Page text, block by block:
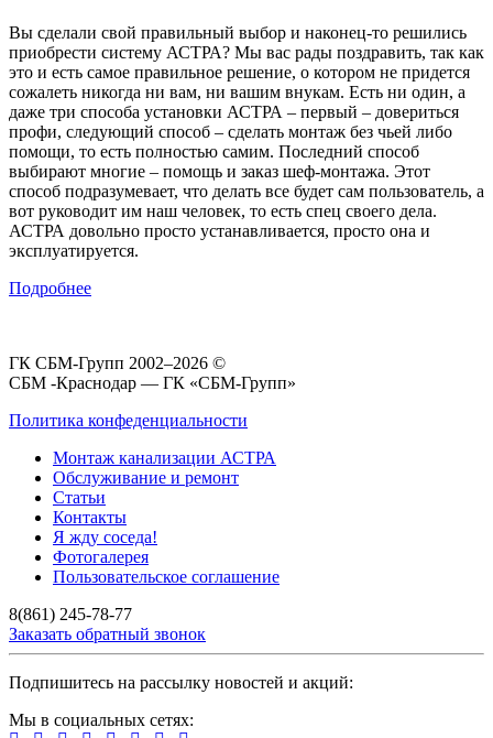
Вы сделали свой правильный выбор и наконец-то решились
приобрести систему АСТРА? Мы вас рады поздравить, так как
это и есть самое правильное решение, о котором не придется
сожалеть никогда ни вам, ни вашим внукам. Есть ни один, а
даже три способа установки АСТРА – первый – довериться
профи, следующий способ – сделать монтаж без чьей либо
помощи, то есть полностью самим. Последний способ
выбирают многие – помощь и заказ шеф-монтажа. Этот
способ подразумевает, что делать все будет сам пользователь, а
вот руководит им наш человек, то есть спец своего дела.
АСТРА довольно просто устанавливается, просто она и
эксплуатируется.
Подробнее
ГК СБМ-Групп 2002–2026 ©
СБМ -Краснодар — ГК «СБМ-Групп»
Политика конфеденциальности
Монтаж канализации АСТРА
Обслуживание и ремонт
Статьи
Контакты
Я жду соседа!
Фотогалерея
Пользовательское соглашение
8(861) 245-78-77
Заказать обратный звонок
Подпишитесь на рассылку новостей и акций:
Мы в социальных сетях: